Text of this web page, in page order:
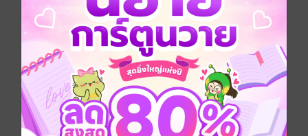
"เธอไม่มีสิทธิ์รักใครหน้าไหนทั้งนั้น เพราะแม้แต่ลมหายใจ
ของเธอ ก็เป็นกรรมสิทธิ์ของฉันเพียงคนเดียว!"
โรมานซ์ โรแมนติก 18+ มาเฟีย
ประเภทไฟล์ pdf, epub
วันที่วางขาย 01 พฤษภาคม 2569